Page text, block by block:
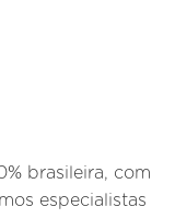
brasileira, com
especialistas